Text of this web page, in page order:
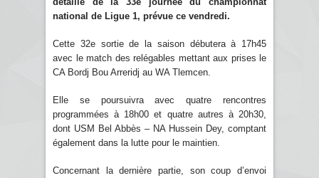
national de Ligue 1, prévue ce vendredi.
Cette 32e sortie de la saison débutera à 17h45
avec le match des relégables mettant aux prises le
CA Bordj Bou Arreridj au WA Tlemcen.
Elle se poursuivra avec quatre rencontres
programmées à 18h00 et quatre autres à 20h30,
dont USM Bel Abbès – NA Hussein Dey, comptant
également dans la lutte pour le maintien.
Concernant la dernière partie, son coup d’envoi